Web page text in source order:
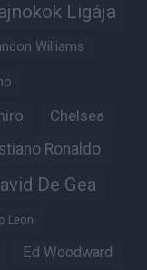
Ligája
Williams
Chelsea
Ronaldo
De Gea
Leon
Ed Woodward